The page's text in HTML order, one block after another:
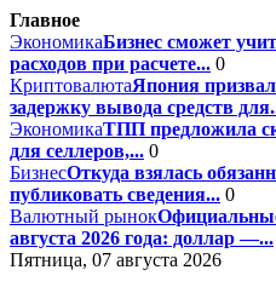
Главное
ЭкономикаБизнес сможет
расходов при расчете... 0
КриптовалютаЯпония
задержку вывода средств
ЭкономикаТПП предложила
для селлеров,... 0
БизнесОткуда взялась
публиковать сведения... 0
Валютный рынок
августа 2026 года: доллар —...
Пятница, 07 августа 2026